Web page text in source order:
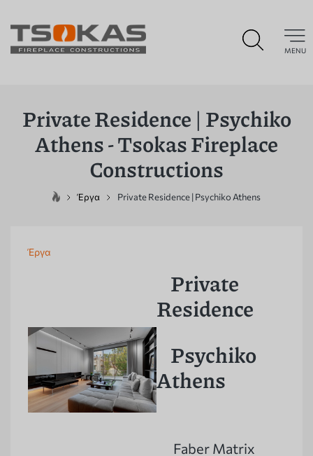
MENU
Private Residence | Psychiko
Athens - Tsokas Fireplace
Constructions
Έργα Private Residence | Psychiko Athens
Έργα
Private
Residence
Psychiko
Athens
Faber Matrix